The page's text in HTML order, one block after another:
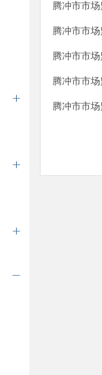
腾冲市市
腾冲市市
腾冲市市
腾冲市市
腾冲市市